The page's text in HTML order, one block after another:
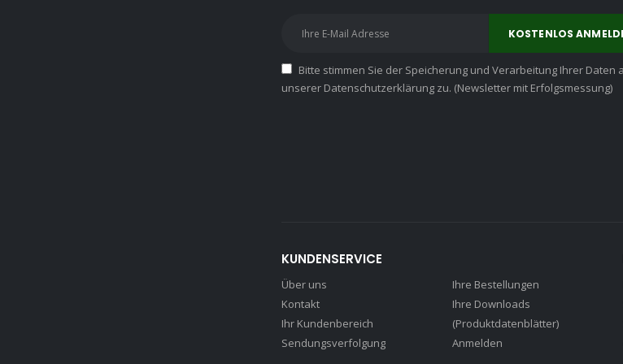
Bitte stimmen Sie der Speicherung und Verarbeitung Ihrer Daten
unserer Datenschutzerklärung zu. (Newsletter mit Erfolgsmessung)
KUNDENSERVICE
Über uns
Kontakt
Ihr Kundenbereich
Sendungsverfolgung
Ihre Bestellungen
Ihre Downloads
(Produktdatenblätter)
Anmelden